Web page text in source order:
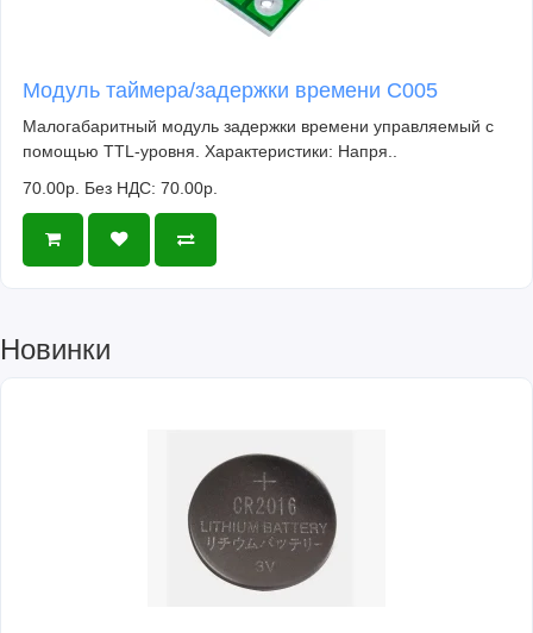
Модуль таймера/задержки времени C005
Малогабаритный модуль задержки времени управляемый с
помощью TTL-уровня. Характеристики: Напря..
70.00р. Без НДС: 70.00р.
Новинки